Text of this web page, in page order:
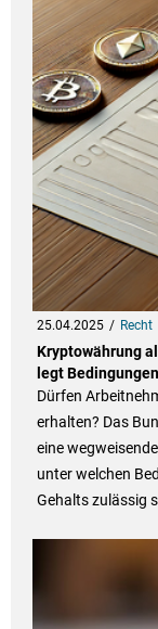
25.04.2025 Recht
Kryptowährung
legt
Dürfen
erhalten? Das
eine
unter welchen
Gehalts zulässig